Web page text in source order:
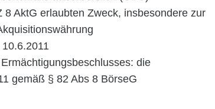
AktG erlaubten Zweck, insbesondere zur
die
gemäß § 82 Abs 8 BörseG